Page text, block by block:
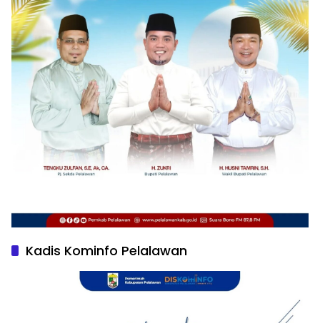
Kadis Kominfo Pelalawan